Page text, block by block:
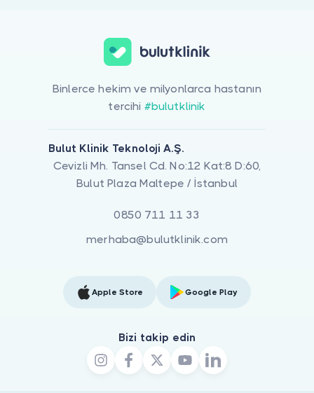
Binlerce hekim ve milyonlarca hastanın
tercihi #bulutklinik
Bulut Klinik Teknoloji A.Ş.
Cevizli Mh. Tansel Cd. No:12 Kat:8 D:60,
Bulut Plaza Maltepe / İstanbul
0850 711 11 33
merhaba@bulutklinik.com
Apple Store Google Play
Bizi takip edin